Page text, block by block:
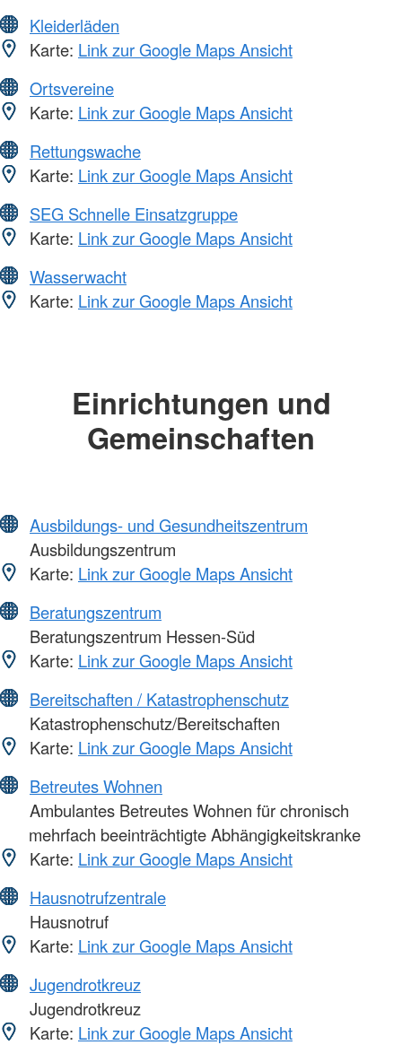
Kleiderläden
Karte: Link zur Google Maps Ansicht
Ortsvereine
Karte: Link zur Google Maps Ansicht
Rettungswache
Karte: Link zur Google Maps Ansicht
SEG Schnelle Einsatzgruppe
Karte: Link zur Google Maps Ansicht
Wasserwacht
Karte: Link zur Google Maps Ansicht
Einrichtungen und
Gemeinschaften
Ausbildungs- und Gesundheitszentrum
Ausbildungszentrum
Karte: Link zur Google Maps Ansicht
Beratungszentrum
Beratungszentrum Hessen-Süd
Karte: Link zur Google Maps Ansicht
Bereitschaften / Katastrophenschutz
Katastrophenschutz/Bereitschaften
Karte: Link zur Google Maps Ansicht
Betreutes Wohnen
Ambulantes Betreutes Wohnen für chronisch
mehrfach beeinträchtigte Abhängigkeitskranke
Karte: Link zur Google Maps Ansicht
Hausnotrufzentrale
Hausnotruf
Karte: Link zur Google Maps Ansicht
Jugendrotkreuz
Jugendrotkreuz
Karte: Link zur Google Maps Ansicht